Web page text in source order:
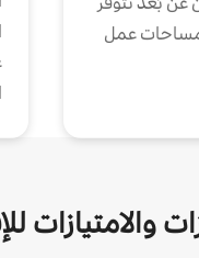
عمل
والامتيازات